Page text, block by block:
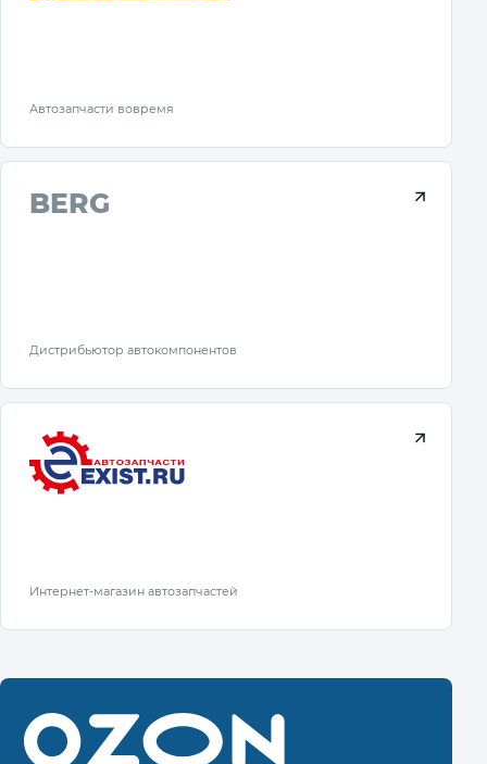
Автозапчасти вовремя
BERG
Дистрибьютор автокомпонентов
Интернет-магазин автозапчастей